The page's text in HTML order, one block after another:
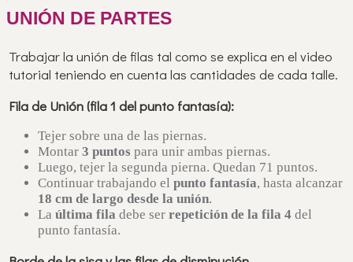
UNIÓN DE PARTES
Trabajar la unión de filas tal como se explica en el video
tutorial teniendo en cuenta las cantidades de cada talle.
Fila de Unión (fila 1 del punto fantasía):
Tejer sobre una de las piernas.
Montar 3 puntos para unir ambas piernas.
Luego, tejer la segunda pierna. Quedan 71 puntos.
Continuar trabajando el punto fantasía, hasta alcanzar
18 cm de largo desde la unión.
La última fila debe ser repetición de la fila 4 del
punto fantasía.